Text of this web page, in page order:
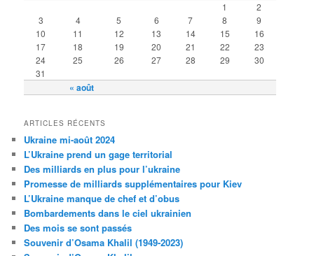
« août
1
2
3
4 5 6 7 8
9
10
11 12 13 14 15
16
17
18 19 20 21 22
23
24
25 26 27 28 29
30
31
ARTICLES RÉCENTS
Ukraine mi-août 2024
L’Ukraine prend un gage territorial
Des milliards en plus pour l’ukraine
Promesse de milliards supplémentaires pour Kiev
L’Ukraine manque de chef et d’obus
Bombardements dans le ciel ukrainien
Des mois se sont passés
Souvenir d’Osama Khalil (1949-2023)